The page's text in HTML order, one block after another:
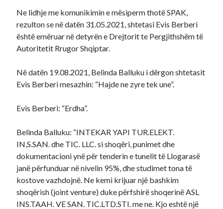
Ne lidhje me komunikimin e mësiperm thotë SPAK,
rezulton se në datën 31.05.2021, shtetasi Evis Berberi
është emëruar në detyrën e Drejtorit te Pergjithshëm të
Autoritetit Rrugor Shqiptar.
Në datën 19.08.2021, Belinda Balluku i dërgon shtetasit
Evis Berberi mesazhin: “Hajde ne zyre tek une”.
Evis Berberi: “Erdha”.
Belinda Balluku: “INTEKAR YAPI TUR.ELEKT.
IN,S.SAN. dhe TIC. LLC. si shoqëri, punimet dhe
dokumentacioni ynë për tenderin e tunelit të Llogarasë
janë përfunduar në nivelin 95%, dhe studimet tona të
kostove vazhdojnë. Ne kemi krijuar një bashkim
shoqërish (joint venture) duke përfshirë shoqerinë ASL
INS.TAAH. VE SAN. TIC.LTD.STI. me ne. Kjo eshtë një